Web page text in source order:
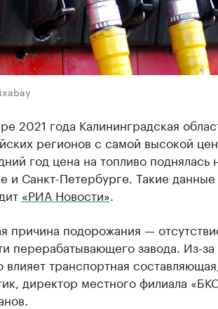
2021 года Калининградская
регионов с самой высокой
год цена на топливо
и Санкт-Петербурге. Такие
«РИА Новости»
причина подорожания —
перерабатывающего завода. Из-
влияет транспортная
директор местного филиала